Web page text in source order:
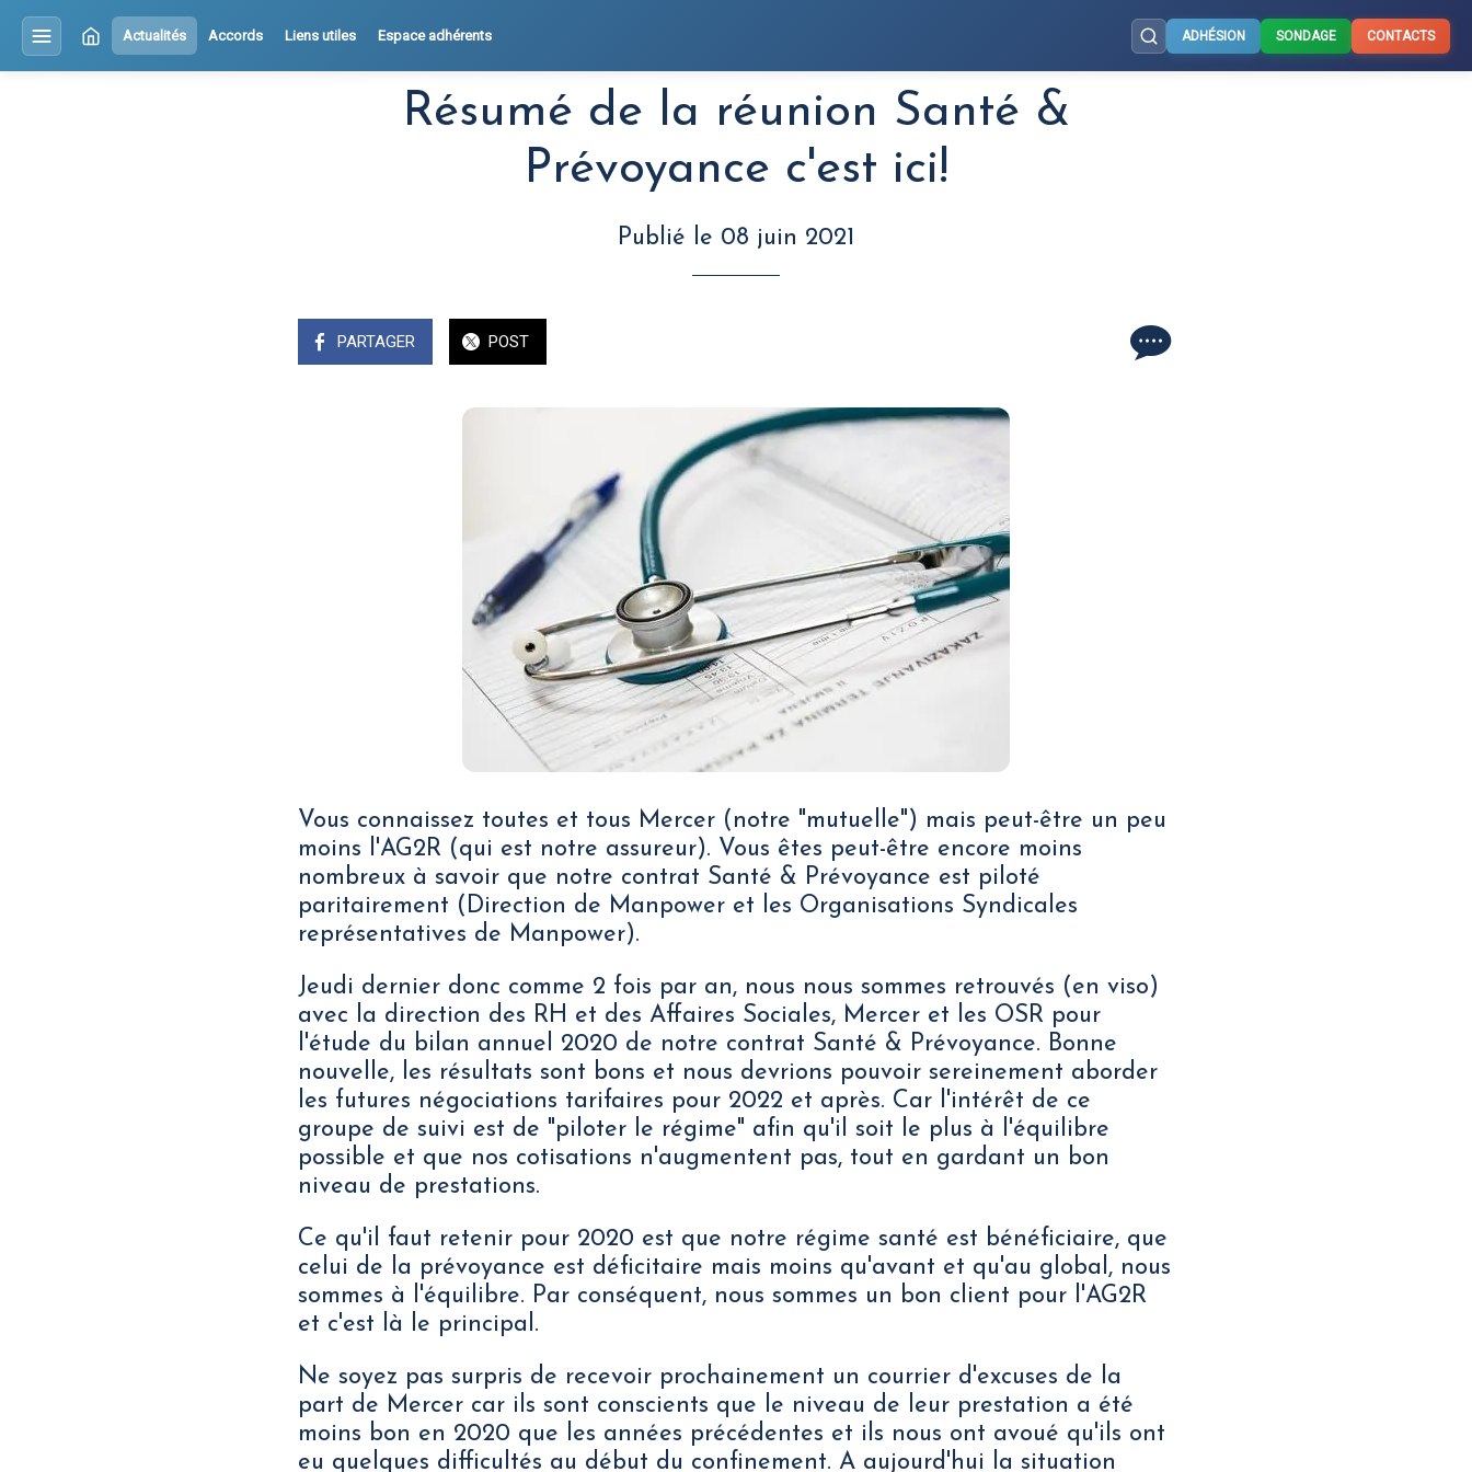
Actualités Accords Liens utiles Espace adhérents ADHÉSION SONDAGE CONTACTS
Résumé de la réunion Santé &
Prévoyance c'est ici!
Publié le 08 juin 2021
PARTAGER POST
Vous connaissez toutes et tous Mercer (notre "mutuelle") mais peut-être un peu
moins l'AG2R (qui est notre assureur). Vous êtes peut-être encore moins
nombreux à savoir que notre contrat Santé & Prévoyance est piloté
paritairement (Direction de Manpower et les Organisations Syndicales
représentatives de Manpower).
Jeudi dernier donc comme 2 fois par an, nous nous sommes retrouvés (en viso)
avec la direction des RH et des Affaires Sociales, Mercer et les OSR pour
l'étude du bilan annuel 2020 de notre contrat Santé & Prévoyance. Bonne
nouvelle, les résultats sont bons et nous devrions pouvoir sereinement aborder
les futures négociations tarifaires pour 2022 et après. Car l'intérêt de ce
groupe de suivi est de "piloter le régime" afin qu'il soit le plus à l'équilibre
possible et que nos cotisations n'augmentent pas, tout en gardant un bon
niveau de prestations.
Ce qu'il faut retenir pour 2020 est que notre régime santé est bénéficiaire, que
celui de la prévoyance est déficitaire mais moins qu'avant et qu'au global, nous
sommes à l'équilibre. Par conséquent, nous sommes un bon client pour l'AG2R
et c'est là le principal.
Ne soyez pas surpris de recevoir prochainement un courrier d'excuses de la
part de Mercer car ils sont conscients que le niveau de leur prestation a été
moins bon en 2020 que les années précédentes et ils nous ont avoué qu'ils ont
eu quelques difficultés au début du confinement. A aujourd'hui la situation